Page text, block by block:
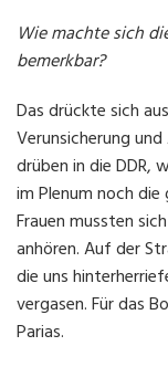
Wie machte sich
bemerkbar?
Das drückte sich
Verunsicherung
drüben in die DDR,
im Plenum noch
Frauen mussten
anhören. Auf der
die uns
vergasen. Für das
Parias.